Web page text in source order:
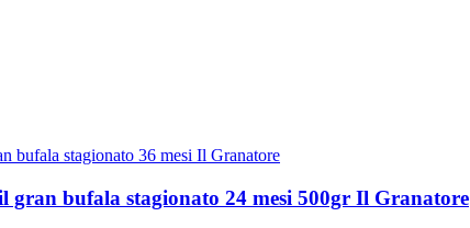
gran bufala stagionato 24 mesi 500gr Il Granatore